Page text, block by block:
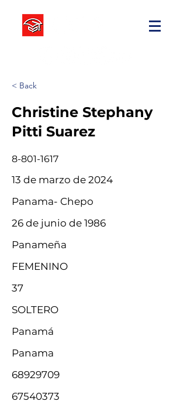
< Back
Christine Stephany
Pitti Suarez
8-801-1617
13 de marzo de 2024
Panama- Chepo
26 de junio de 1986
Panameña
FEMENINO
37
SOLTERO
Panamá
Panama
68929709
67540373